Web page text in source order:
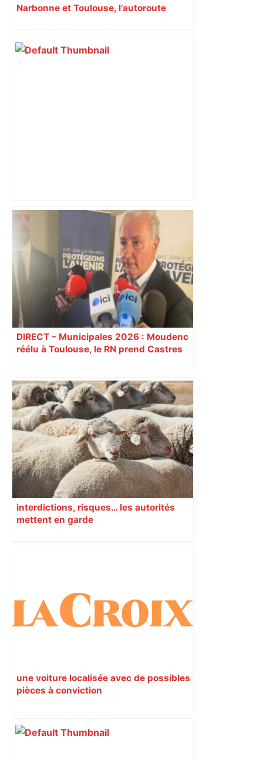
Narbonne et Toulouse, l’autoroute
A680 Toulouse fermée dans les 2 sens
– Radio VINCI Autoroutes
DIRECT – Municipales 2026 : Moudenc
réélu à Toulouse, le RN prend Castres
interdictions, risques… les autorités
mettent en garde
une voiture localisée avec de possibles
pièces à conviction